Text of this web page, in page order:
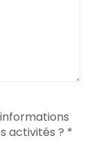
activités ? *